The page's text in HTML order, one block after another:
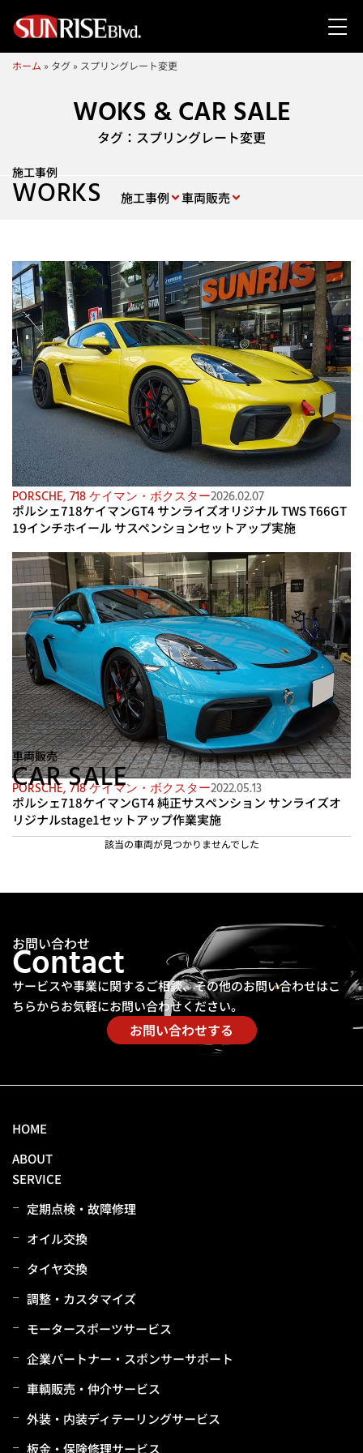
ホーム » タグ » スプリングレート変更
WOKS & CAR SALE
タグ：スプリングレート変更
施工事例 車両販売
施工事例
WORKS
PORSCHE, 718 ケイマン・ボクスター2026.02.07
ポルシェ718ケイマンGT4 サンライズオリジナル TWS T66GT
19インチホイール サスペンションセットアップ実施
PORSCHE, 718 ケイマン・ボクスター2022.05.13
ポルシェ718ケイマンGT4 純正サスペンション サンライズオ
リジナルstage1セットアップ作業実施
車両販売
CAR SALE
該当の車両が見つかりませんでした
Contact
お問い合わせ
サービスや事業に関するご相談、その他のお問い合わせはこ
ちらからお気軽にお問い合わせください。
お問い合わせする
HOME
ABOUT
SERVICE
定期点検・故障修理
オイル交換
タイヤ交換
調整・カスタマイズ
モータースポーツサービス
企業パートナー・スポンサーサポート
⾞輌販売・仲介サービス
外装・内装ディテーリングサービス
板⾦・保険修理サービス